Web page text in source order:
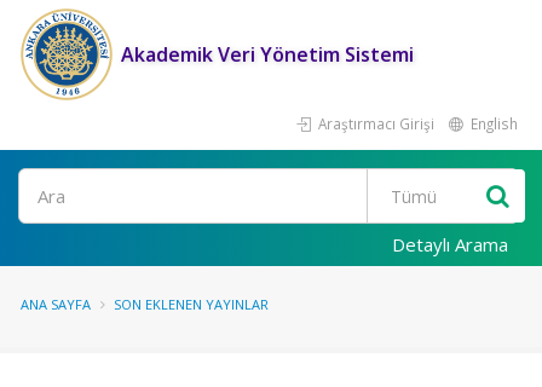
Akademik Veri Yönetim Sistemi
Araştırmacı Girişi English
Ara
Detaylı Arama
ANA SAYFA SON EKLENEN YAYINLAR